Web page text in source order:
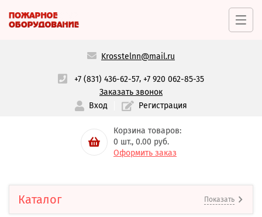
Krosstelnn@mail.ru
+7 (831) 436-62-57,+7 920 062-85-35
Заказать звонок
Вход
Регистрация
Корзина товаров:
0 шт., 0.00 руб.
Оформить заказ
Каталог Показать